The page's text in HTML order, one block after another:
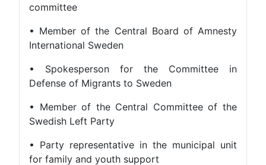
committee
• Member of the Central Board of Amnesty
International Sweden
• Spokesperson for the Committee in
Defense of Migrants to Sweden
• Member of the Central Committee of the
Swedish Left Party
• Party representative in the municipal unit
for family and youth support